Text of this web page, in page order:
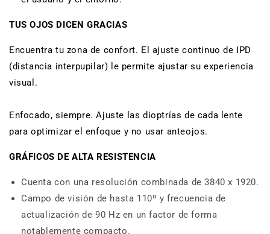
TUS OJOS DICEN GRACIAS
Encuentra tu zona de confort. El ajuste continuo de IPD
(distancia interpupilar) le permite ajustar su experiencia
visual.
Enfocado, siempre. Ajuste las dioptrías de cada lente
para optimizar el enfoque y no usar anteojos.
GRÁFICOS DE ALTA RESISTENCIA
Cuenta con una resolución combinada de 3840 x 1920.
Campo de visión de hasta 110º y frecuencia de
actualización de 90 Hz en un factor de forma
notablemente compacto.